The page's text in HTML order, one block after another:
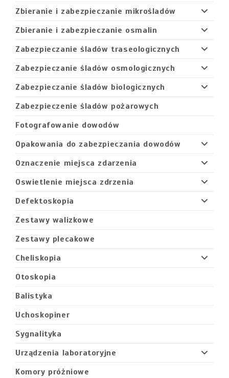
Zbieranie i zabezpieczanie mikrośladów
Zbieranie i zabezpieczanie osmalin
Zabezpieczanie śladów traseologicznych
Zabezpieczanie śladów osmologicznych
Zabezpieczanie śladów biologicznych
Zabezpieczenie śladów pożarowych
Fotografowanie dowodów
Opakowania do zabezpieczania dowodów
Oznaczenie miejsca zdarzenia
Oswietlenie miejsca zdrzenia
Defektoskopia
Zestawy walizkowe
Zestawy plecakowe
Cheliskopia
Otoskopia
Balistyka
Uchoskopiner
Sygnalityka
Urządzenia laboratoryjne
Komory próżniowe